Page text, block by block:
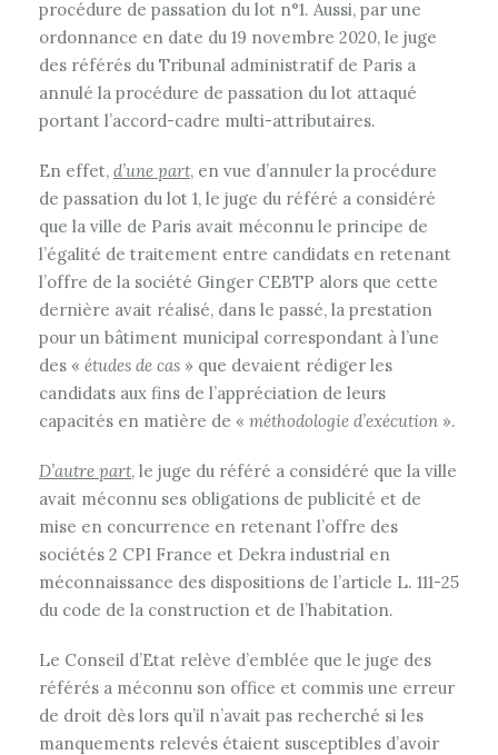
procédure de passation du lot n°1. Aussi, par une
ordonnance en date du 19 novembre 2020, le juge
des référés du Tribunal administratif de Paris a
annulé la procédure de passation du lot attaqué
portant l’accord-cadre multi-attributaires.
En effet, d’une part, en vue d’annuler la procédure
de passation du lot 1, le juge du référé a considéré
que la ville de Paris avait méconnu le principe de
l’égalité de traitement entre candidats en retenant
l’offre de la société Ginger CEBTP alors que cette
dernière avait réalisé, dans le passé, la prestation
pour un bâtiment municipal correspondant à l’une
des « études de cas » que devaient rédiger les
candidats aux fins de l’appréciation de leurs
capacités en matière de « méthodologie d’exécution ».
D’autre part, le juge du référé a considéré que la ville
avait méconnu ses obligations de publicité et de
mise en concurrence en retenant l’offre des
sociétés 2 CPI France et Dekra industrial en
méconnaissance des dispositions de l’article L. 111-25
du code de la construction et de l’habitation.
Le Conseil d’Etat relève d’emblée que le juge des
référés a méconnu son office et commis une erreur
de droit dès lors qu’il n’avait pas recherché si les
manquements relevés étaient susceptibles d’avoir